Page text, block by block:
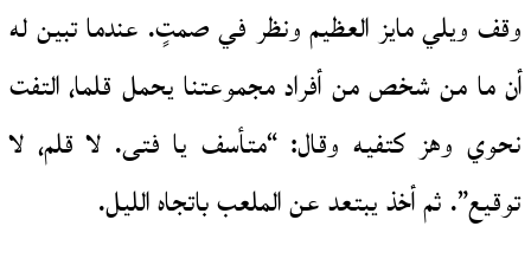
وقف ويلي مايز العظيم ونظر في صمتٍ. عندما تبين له
أن ما من شخص من أفراد مجموعتنا يحمل قلما، التفت
نحوي وهز كتفيه وقال: “متأسف يا فتى. لا قلم، لا
توقيع”. ثم أخذ يبتعد عن الملعب باتجاه الليل.